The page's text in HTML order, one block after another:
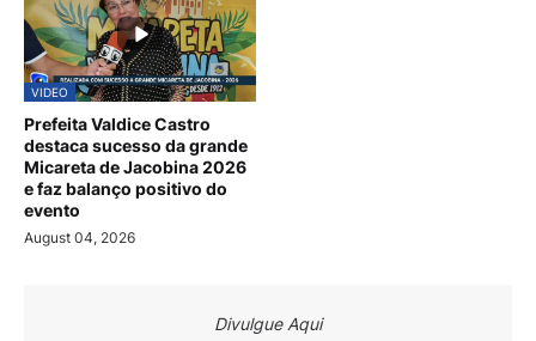
VIDEO
Prefeita Valdice Castro
destaca sucesso da grande
Micareta de Jacobina 2026
e faz balanço positivo do
evento
August 04, 2026
Divulgue Aqui